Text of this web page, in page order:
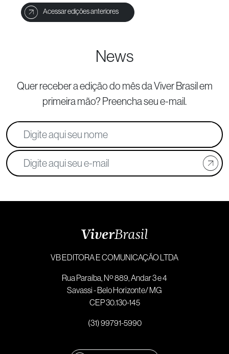
Acessar edições anteriores
News
Quer receber a edição do mês da Viver Brasil em
primeira mão? Preencha seu e-mail.
VB EDITORA E COMUNICAÇÃO LTDA
Rua Paraíba, Nº 889, Andar 3 e 4
Savassi - Belo Horizonte/ MG
CEP 30.130-145
(31) 99791-5990